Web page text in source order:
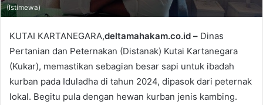
(Istimewa)
KUTAI KARTANEGARA,deltamahakam.co.id – Dinas
Pertanian dan Peternakan (Distanak) Kutai Kartanegara
(Kukar), memastikan sebagian besar sapi untuk ibadah
kurban pada Iduladha di tahun 2024, dipasok dari peternak
lokal. Begitu pula dengan hewan kurban jenis kambing.